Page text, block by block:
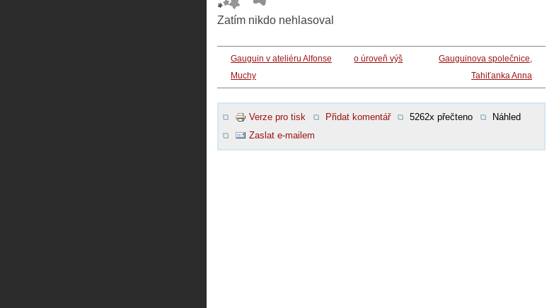
Zatím nikdo nehlasoval
Gauguin v ateliéru Alfonse
Muchy
o úroveň výš
Gauguinova společnice,
Tahiťanka Anna
Verze pro tisk Přidat komentář 5262x přečteno
Náhled
Zaslat e-mailem